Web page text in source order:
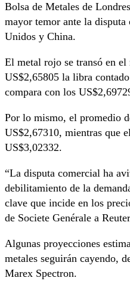
Bolsa de Metales de
mayor temor ante la disputa
Unidos y China.
El metal rojo se transó en
US$2,65805 la libra
compara con los
Por lo mismo, el promedio
US$2,67310, mientras que
US$3,02332.
“La disputa comercial ha
debilitamiento de la
clave que incide en los
de Societe Genérale a
Algunas proyecciones
metales seguirán cayendo,
Marex Spectron.